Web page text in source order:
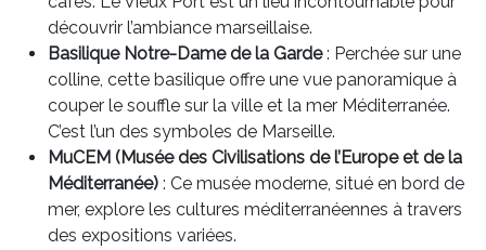
découvrir l’ambiance marseillaise.
Basilique Notre-Dame de la Garde: Perchée sur une
colline, cette basilique offre une vue panoramique à
couper le souffle sur la ville et la mer Méditerranée.
C’est l’un des symboles de Marseille.
MuCEM (Musée des Civilisations de l’Europe et de la
Méditerranée) : Ce musée moderne, situé en bord de
mer, explore les cultures méditerranéennes à travers
des expositions variées.